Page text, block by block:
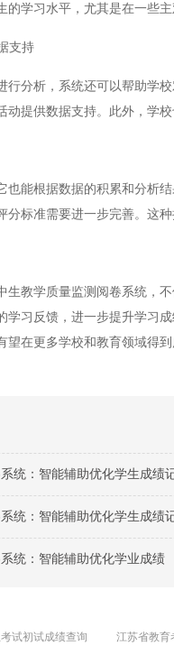
的学习水平，尤其是在一些
支持
分析，系统还可以帮助学校
动提供数据支持。此外，学
根据数据的积累和分析结
分标准需要进一步完善。这
学质量监测阅卷系统，不
学习反馈，进一步提升学习
望在更多学校和教育领域得
统：智能辅助优化学生成绩
统：智能辅助优化学生成绩
统：智能辅助优化学业成绩
试初试成绩查询 江苏省教育